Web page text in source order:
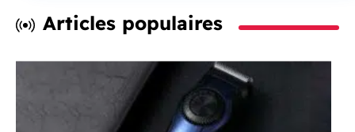
Articles populaires